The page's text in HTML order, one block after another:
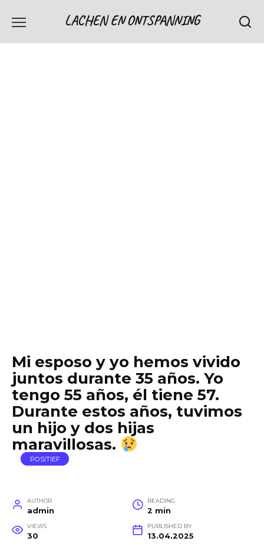
LACHEN EN ONTSPANNING
Mi esposo y yo hemos vivido
juntos durante 35 años. Yo
tengo 55 años, él tiene 57.
Durante estos años, tuvimos
un hijo y dos hijas
maravillosas.
POSITIEF
AUTHOR
admin
READING
2 min
VIEWS
30
PUBLISHED BY
13.04.2025